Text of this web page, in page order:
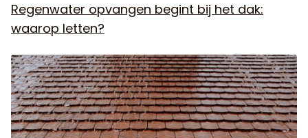
Regenwater opvangen begint bij het dak:
waarop letten?